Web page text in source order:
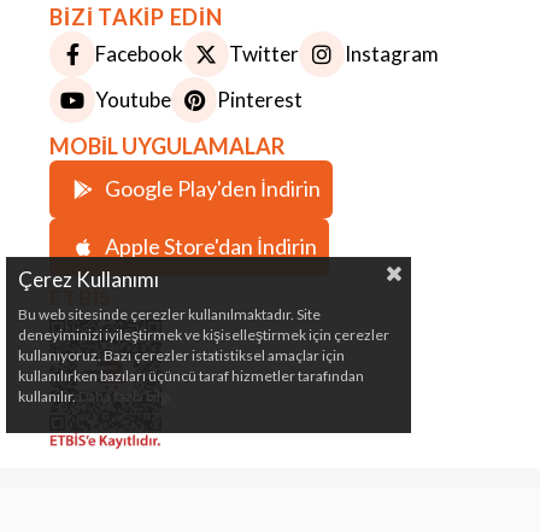
BİZİ TAKİP EDİN
Facebook Twitter
Instagram
Youtube
Pinterest
MOBİL UYGULAMALAR
Google Play'den İndirin
Apple Store'dan İndirin
Çerez Kullanımı
Bu web sitesinde çerezler kullanılmaktadır. Site
deneyiminizi iyileştirmek ve kişiselleştirmek için çerezler
kullanıyoruz. Bazı çerezler istatistiksel amaçlar için
kullanılırken bazıları üçüncü taraf hizmetler tarafından
kullanılır. Daha fazla bilgi